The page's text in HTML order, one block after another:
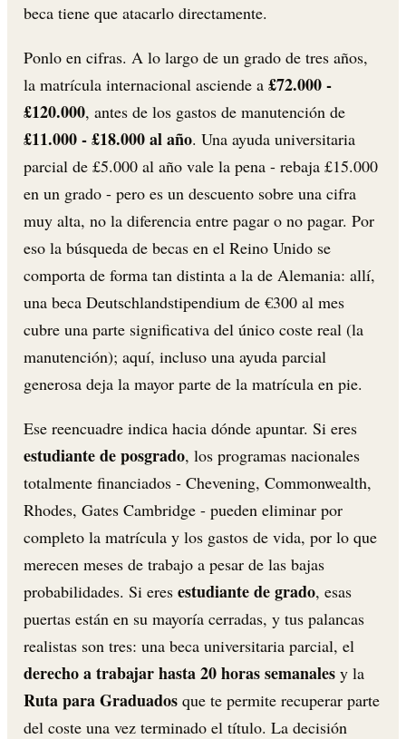
beca tiene que atacarlo directamente.
Ponlo en cifras. A lo largo de un grado de tres años,
la matrícula internacional asciende a £72.000 -
£120.000, antes de los gastos de manutención de
£11.000 - £18.000 al año. Una ayuda universitaria
parcial de £5.000 al año vale la pena - rebaja £15.000
en un grado - pero es un descuento sobre una cifra
muy alta, no la diferencia entre pagar o no pagar. Por
eso la búsqueda de becas en el Reino Unido se
comporta de forma tan distinta a la de Alemania: allí,
una beca Deutschlandstipendium de €300 al mes
cubre una parte significativa del único coste real (la
manutención); aquí, incluso una ayuda parcial
generosa deja la mayor parte de la matrícula en pie.
Ese reencuadre indica hacia dónde apuntar. Si eres
estudiante de posgrado, los programas nacionales
totalmente financiados - Chevening, Commonwealth,
Rhodes, Gates Cambridge - pueden eliminar por
completo la matrícula y los gastos de vida, por lo que
merecen meses de trabajo a pesar de las bajas
probabilidades. Si eres estudiante de grado, esas
puertas están en su mayoría cerradas, y tus palancas
realistas son tres: una beca universitaria parcial, el
derecho a trabajar hasta 20 horas semanales y la
Ruta para Graduados que te permite recuperar parte
del coste una vez terminado el título. La decisión